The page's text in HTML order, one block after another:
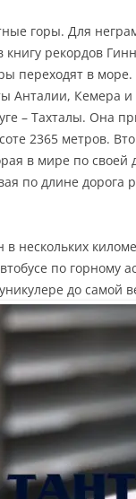
горы. Для
книгу рекордов
переходят в
Анталии, Кемера
– Тахталы. Она
2365 метров.
в мире по своей
по длине дорога
нескольких
по горному
до самой